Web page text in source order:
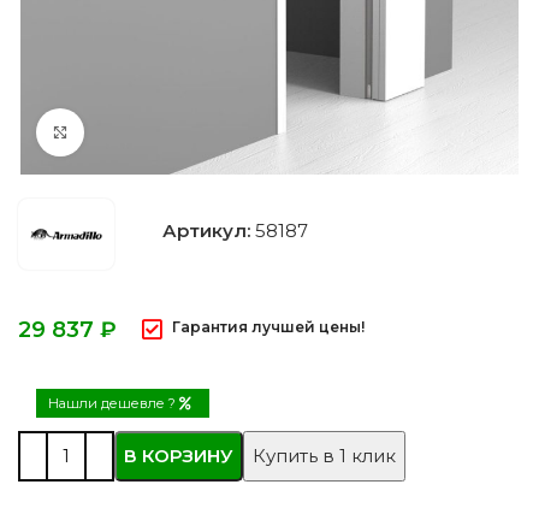
Нажмите, чтобы увеличить
Артикул: 58187
₽ Гарантия лучшей цены!
Нашли дешевле ?
В КОРЗИНУ Купить в 1 клик